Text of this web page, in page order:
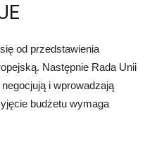
od przedstawienia
Następnie Rada Unii
i wprowadzają
budżetu wymaga